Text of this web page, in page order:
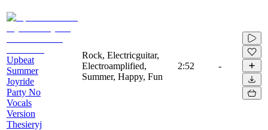
Upbeat
Summer
Joyride
Party No
Vocals
Version
Thesieryj
Rock, Electricguitar,
Electroamplified,
Summer, Happy, Fun
2:52 -